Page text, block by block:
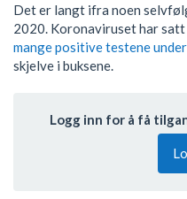
Det er langt ifra noen
2020. Koronaviruset har
mange positive testene
skjelve i buksene.
Logg inn for å få